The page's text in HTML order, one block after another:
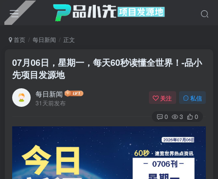
首页 每日新闻 正文
07月06日，星期一，每天60秒读懂全世界！-品小
先项目发源地
每日新闻
31天前发布
关注 私信
0 3 0